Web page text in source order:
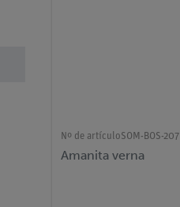
Nº de artículoSOM-BOS-207
Amanita verna